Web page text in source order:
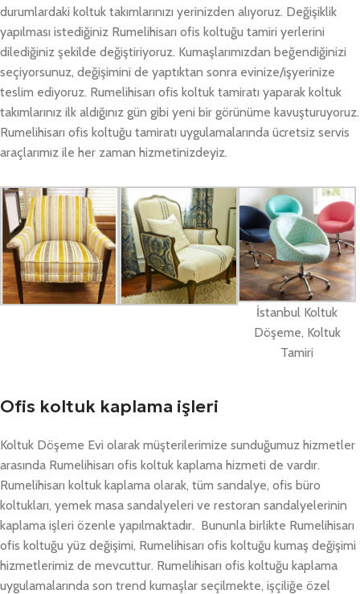
durumlardaki koltuk takımlarınızı yerinizden alıyoruz. Değişiklik
yapılması istediğiniz Rumelihisarı ofis koltuğu tamiri yerlerini
dilediğiniz şekilde değiştiriyoruz. Kumaşlarımızdan beğendiğinizi
seçiyorsunuz, değişimini de yaptıktan sonra evinize/işyerinize
teslim ediyoruz. Rumelihisarı ofis koltuk tamiratı yaparak koltuk
takımlarınız ilk aldığınız gün gibi yeni bir görünüme kavuşturuyoruz.
Rumelihisarı ofis koltuğu tamiratı uygulamalarında ücretsiz servis
araçlarımız ile her zaman hizmetinizdeyiz.
İstanbul Koltuk
Döşeme, Koltuk
Tamiri
Ofis koltuk kaplama işleri
Koltuk Döşeme Evi olarak müşterilerimize sunduğumuz hizmetler
arasında Rumelihisarı ofis koltuk kaplama hizmeti de vardır.
Rumelihisarı koltuk kaplama olarak, tüm sandalye, ofis büro
koltukları, yemek masa sandalyeleri ve restoran sandalyelerinin
kaplama işleri özenle yapılmaktadır. Bununla birlikte Rumelihisarı
ofis koltuğu yüz değişimi, Rumelihisarı ofis koltuğu kumaş değişimi
hizmetlerimiz de mevcuttur. Rumelihisarı ofis koltuğu kaplama
uygulamalarında son trend kumaşlar seçilmekte, işçiliğe özel